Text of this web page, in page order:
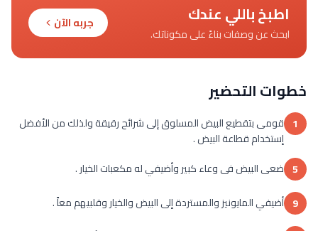
اطبخ باللي عندك
ابحث عن وصفات بناءً على مكوناتك.
جربه الآن
خطوات التحضير
1 قومى بتقطيع البيض المسلوق إلى شرائح رقيقة ولذلك من الأفضل
إستخدام قطاعة البيض .
5 ضعى البيض فى وعاء كبير وأضيفي له مكعبات الخيار .
9 أضيفي المايونيز والمستردة إلى البيض والخيار وقلبيهم معاً .